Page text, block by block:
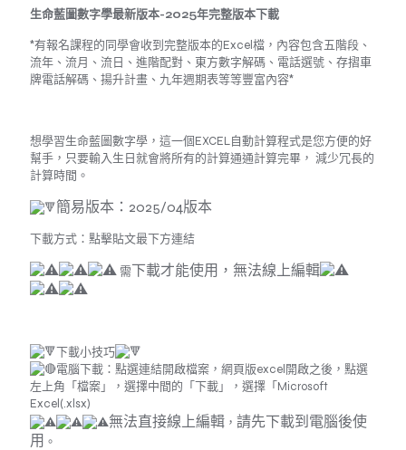
生命藍圖數字學最新版本-2025年完整版本下載
*有報名課程的同學會收到完整版本的Excel檔，內容包含五階段、
流年、流月、流日、進階配對、東方數字解碼、電話選號、存摺車
牌電話解碼、揚升計畫、九年週期表等等豐富內容*
想學習生命藍圖數字學，這一個EXCEL自動計算程式是您方便的好
幫手，只要輸入生日就會將所有的計算通通計算完畢， 減少冗長的
計算時間。
簡易版本：2025/04版本
下載方式：點擊貼文最下方連結
需下載才能使用，無法線上編輯
下載小技巧
電腦下載：點選連結開啟檔案，網頁版excel開啟之後，點選
左上角「檔案」，選擇中間的「下載」，選擇「Microsoft
Excel(.xlsx)
無法直接線上編輯 ， 請先下載到電腦後使
用 。